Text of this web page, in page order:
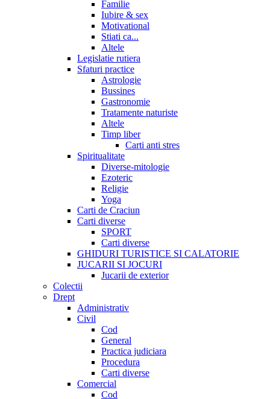
Familie
Iubire & sex
Motivational
Stiati ca...
Altele
Legislatie rutiera
Sfaturi practice
Astrologie
Bussines
Gastronomie
Tratamente naturiste
Altele
Timp liber
Carti anti stres
Spiritualitate
Diverse-mitologie
Ezoteric
Religie
Yoga
Carti de Craciun
Carti diverse
SPORT
Carti diverse
GHIDURI TURISTICE SI CALATORIE
JUCARII SI JOCURI
Jucarii de exterior
Colectii
Drept
Administrativ
Civil
Cod
General
Practica judiciara
Procedura
Carti diverse
Comercial
Cod